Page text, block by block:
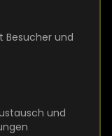
Besucher und
und